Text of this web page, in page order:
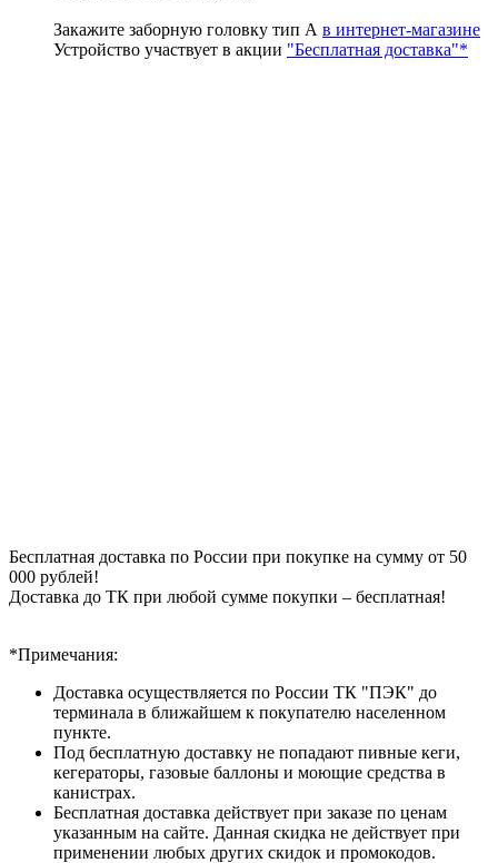
Закажите заборную головку тип А в интернет-магазине
Устройство участвует в акции "Бесплатная доставка"*
Бесплатная доставка по России при покупке на сумму от 50
000 рублей!
Доставка до ТК при любой сумме покупки – бесплатная!
*Примечания:
Доставка осуществляется по России ТК "ПЭК" до
терминала в ближайшем к покупателю населенном
пункте.
Под бесплатную доставку не попадают пивные кеги,
кегераторы, газовые баллоны и моющие средства в
канистрах.
Бесплатная доставка действует при заказе по ценам
указанным на сайте. Данная скидка не действует при
применении любых других скидок и промокодов.